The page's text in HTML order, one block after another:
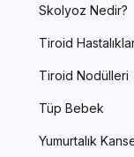
Skolyoz Nedir?
Tiroid
Tiroid Nodülleri
Tüp Bebek
Yumurtalık